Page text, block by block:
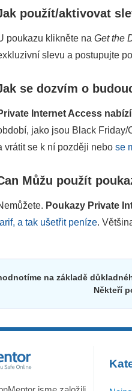
použít/aktivovat
poukazu klikněte na Get the
slevu a postupujte
se dozvím o
Internet Access
jako jsou Black Friday/
vrátit se k ní později nebo se
Můžu použít
Poukazy Private
a tak ušetřit peníze.
na základě
Někteří